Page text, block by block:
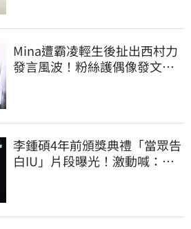
Mina遭霸凌輕生後扯出西村力
發言風波！粉絲護偶像發文：
李鍾碩4年前頒獎典禮「當眾告
白IU」片段曝光！激動喊：很